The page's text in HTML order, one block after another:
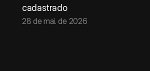
cadastrado
28 de mai. de 2026